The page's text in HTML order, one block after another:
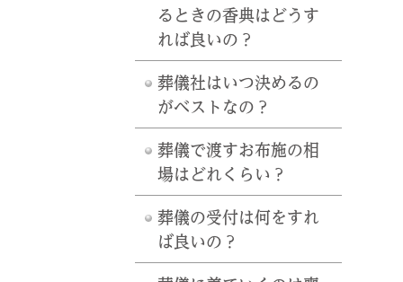
るときの香典はどうす
れば良いの？
葬儀社はいつ決めるの
がベストなの？
葬儀で渡すお布施の相
場はどれくらい？
葬儀の受付は何をすれ
ば良いの？